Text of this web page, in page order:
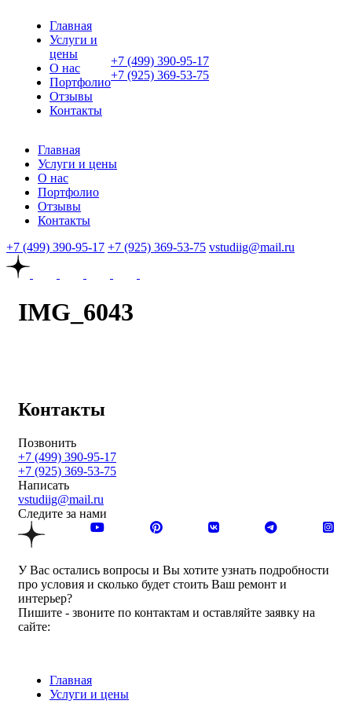
Главная
Услуги и
цены
О нас
Портфолио
Отзывы
Контакты
+7 (499) 390-95-17
+7 (925) 369-53-75
Главная
Услуги и цены
О нас
Портфолио
Отзывы
Контакты
+7 (499) 390-95-17 +7 (925) 369-53-75 vstudiig@mail.ru
IMG_6043
Контакты
У Вас остались вопросы и Вы хотите узнать подробности
про условия и сколько будет стоить Ваш ремонт и
интерьер?
Пишите - звоните по контактам и оставляйте заявку на
сайте:
Главная
Услуги и цены
Позвонить
+7 (499) 390-95-17
+7 (925) 369-53-75
Написать
vstudiig@mail.ru
Следите за нами